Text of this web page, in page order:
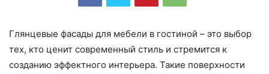
Глянцевые фасады для мебели в гостиной – это выбор
тех, кто ценит современный стиль и стремится к
созданию эффектного интерьера. Такие поверхности